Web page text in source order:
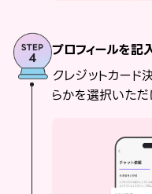
プロフィールを記
クレジットカード
らかを選択いただ